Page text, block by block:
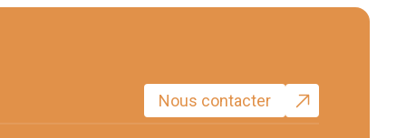
Nous contacter